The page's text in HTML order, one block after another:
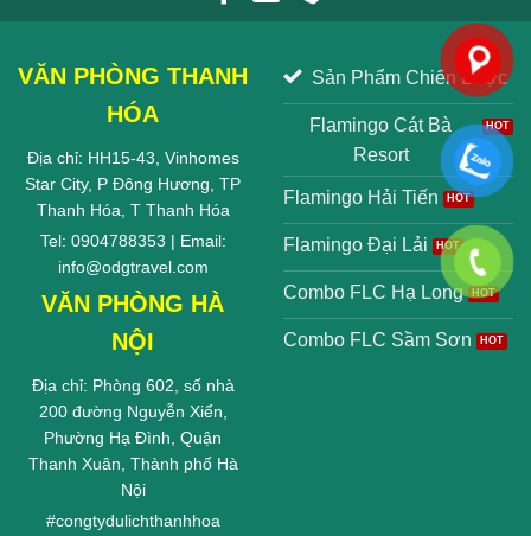
VĂN PHÒNG THANH
HÓA
Địa chỉ: HH15-43, Vinhomes
Star City, P Đông Hương, TP
Thanh Hóa, T Thanh Hóa
Tel: 0904788353 | Email:
info@odgtravel.com
VĂN PHÒNG HÀ
NỘI
Địa chỉ: Phòng 602, số nhà
200 đường Nguyễn Xiển,
Phường Hạ Đình, Quận
Thanh Xuân, Thành phố Hà
Nội
#congtydulichthanhhoa
Sản Phẩm Chiến Lược
Flamingo Cát Bà
Resort
Flamingo Hải Tiến
Flamingo Đại Lải
Combo FLC Hạ Long
Combo FLC Sầm Sơn